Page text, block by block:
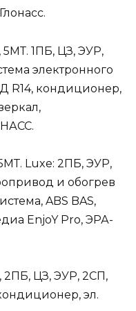
5МТ. 1ПБ, ЦЗ, ЭУР,
электронного
R14, кондиционер,
Luxe: 2ПБ, ЭУР,
и обогрев
ABS BAS,
EnjoY Pro, ЭРА-
2ПБ, ЦЗ, ЭУР, 2СП,
эл.